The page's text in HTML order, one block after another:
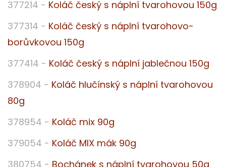
377214 - Koláč český s náplní tvarohovou 150g
377314 - Koláč český s náplní tvarohovo-
borůvkovou 150g
377414 - Koláč český s náplní jablečnou 150g
378904 - Koláč hlučínský s náplní tvarohovou
80g
378954 - Koláč mix 90g
379054 - Koláč MIX mák 90g
380754 - Bochánek s náplní tvarohovou 50g